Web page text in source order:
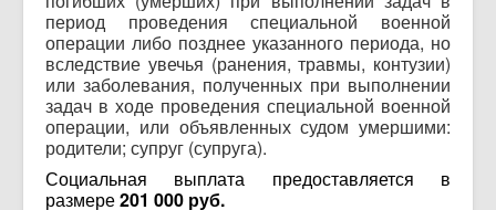
период проведения специальной военной
операции либо позднее указанного периода, но
вследствие увечья (ранения, травмы, контузии)
или заболевания, полученных при выполнении
задач в ходе проведения специальной военной
операции, или объявленных судом умершими:
родители; супруг (супруга).
Социальная выплата предоставляется в
размере201 000 руб.